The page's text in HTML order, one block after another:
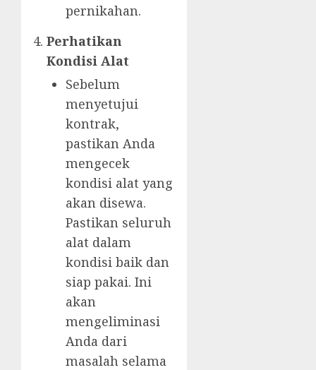
pernikahan.
Perhatikan
Kondisi Alat
Sebelum
menyetujui
kontrak,
pastikan Anda
mengecek
kondisi alat yang
akan disewa.
Pastikan seluruh
alat dalam
kondisi baik dan
siap pakai. Ini
akan
mengeliminasi
Anda dari
masalah selama